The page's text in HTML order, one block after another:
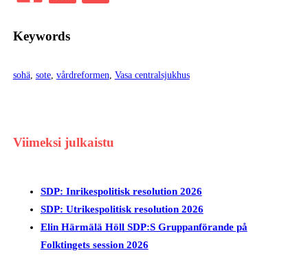
Keywords
sohä, sote, vårdreformen, Vasa centralsjukhus
Viimeksi julkaistu
SDP: Inrikespolitisk resolution 2026
SDP: Utrikespolitisk resolution 2026
Elin Härmälä Höll SDP:S Gruppanförande på
Folktingets session 2026